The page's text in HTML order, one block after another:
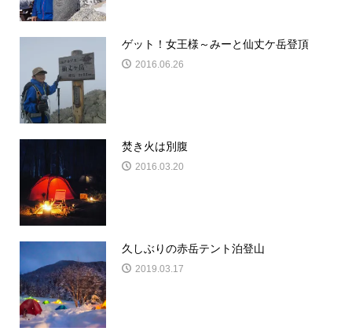
ゲット！女王様～みーと仙丈ケ岳登頂
2016.06.26
焚き火は別腹
2016.03.20
久しぶりの赤岳テント泊登山
2019.03.17